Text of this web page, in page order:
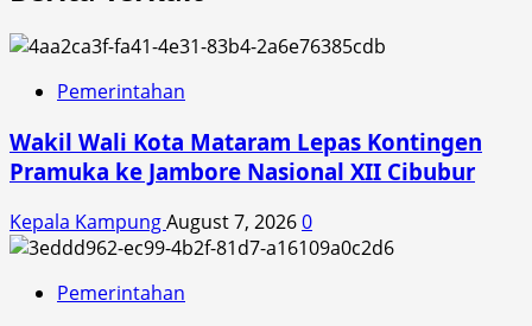
Pemerintahan
Wakil Wali Kota Mataram Lepas Kontingen
Pramuka ke Jambore Nasional XII Cibubur
Kepala KampungAugust 7, 20260
Pemerintahan